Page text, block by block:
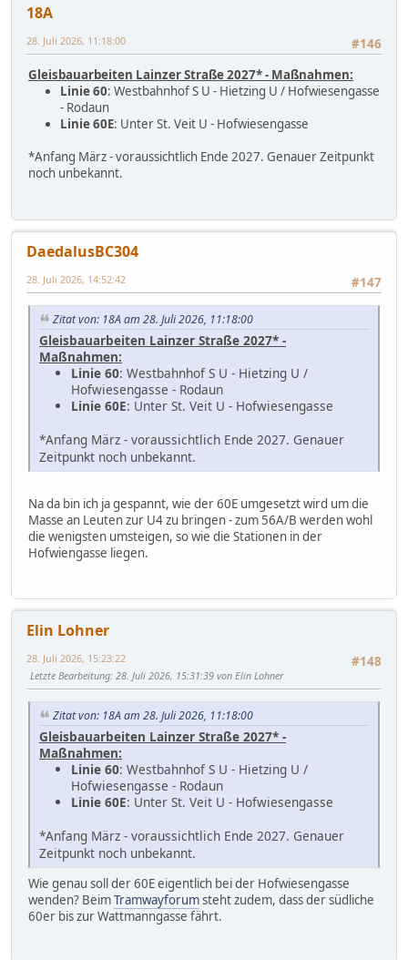
18A
#146
28. Juli 2026, 11:18:00
Gleisbauarbeiten Lainzer Straße 2027* - Maßnahmen:
Linie 60: Westbahnhof S U - Hietzing U / Hofwiesengasse
- Rodaun
Linie 60E: Unter St. Veit U - Hofwiesengasse
*Anfang März - voraussichtlich Ende 2027. Genauer Zeitpunkt
noch unbekannt.
DaedalusBC304
#147
28. Juli 2026, 14:52:42
Zitat von: 18A am 28. Juli 2026, 11:18:00
Gleisbauarbeiten Lainzer Straße 2027* -
Maßnahmen:
Linie 60: Westbahnhof S U - Hietzing U /
Hofwiesengasse - Rodaun
Linie 60E: Unter St. Veit U - Hofwiesengasse
*Anfang März - voraussichtlich Ende 2027. Genauer
Zeitpunkt noch unbekannt.
Na da bin ich ja gespannt, wie der 60E umgesetzt wird um die
Masse an Leuten zur U4 zu bringen - zum 56A/B werden wohl
die wenigsten umsteigen, so wie die Stationen in der
Hofwiengasse liegen.
Elin Lohner
#148
28. Juli 2026, 15:23:22
Letzte Bearbeitung: 28. Juli 2026, 15:31:39 von Elin Lohner
Zitat von: 18A am 28. Juli 2026, 11:18:00
Gleisbauarbeiten Lainzer Straße 2027* -
Maßnahmen:
Linie 60: Westbahnhof S U - Hietzing U /
Hofwiesengasse - Rodaun
Linie 60E: Unter St. Veit U - Hofwiesengasse
*Anfang März - voraussichtlich Ende 2027. Genauer
Zeitpunkt noch unbekannt.
Wie genau soll der 60E eigentlich bei der Hofwiesengasse
wenden? BeimTramwayforumsteht zudem, dass der südliche
60er bis zur Wattmanngasse fährt.